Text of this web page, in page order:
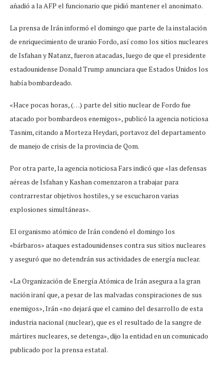
añadió a la AFP el funcionario que pidió mantener el anonimato.
La prensa de Irán informó el domingo que parte de la instalación
de enriquecimiento de uranio Fordo, así como los sitios nucleares
de Isfahan y Natanz, fueron atacadas, luego de que el presidente
estadounidense Donald Trump anunciara que Estados Unidos los
había bombardeado.
«Hace pocas horas, (…) parte del sitio nuclear de Fordo fue
atacado por bombardeos enemigos», publicó la agencia noticiosa
Tasnim, citando a Morteza Heydari, portavoz del departamento
de manejo de crisis de la provincia de Qom.
Por otra parte, la agencia noticiosa Fars indicó que «las defensas
aéreas de Isfahan y Kashan comenzaron a trabajar para
contrarrestar objetivos hostiles, y se escucharon varias
explosiones simultáneas».
El organismo atómico de Irán condenó el domingo los
«bárbaros» ataques estadounidenses contra sus sitios nucleares
y aseguró que no detendrán sus actividades de energía nuclear.
«La Organización de Energía Atómica de Irán asegura a la gran
nación iraní que, a pesar de las malvadas conspiraciones de sus
enemigos», Irán «no dejará que el camino del desarrollo de esta
industria nacional (nuclear), que es el resultado de la sangre de
mártires nucleares, se detenga», dijo la entidad en un comunicado
publicado por la prensa estatal.